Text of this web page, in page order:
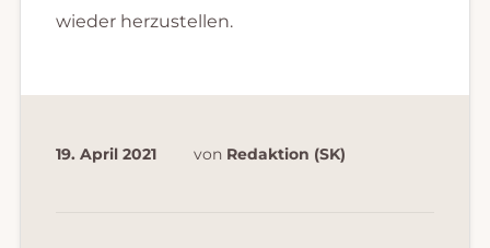
wieder herzustellen.
19. April 2021 von Redaktion (SK)